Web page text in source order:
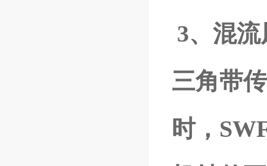
3、混
三角带
时，